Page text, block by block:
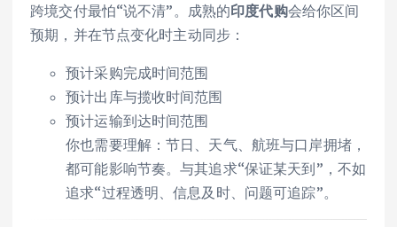
跨境交付最怕“说不清”。成熟的印度代购会给你区间
预期，并在节点变化时主动同步：
预计采购完成时间范围
预计出库与揽收时间范围
预计运输到达时间范围
你也需要理解：节日、天气、航班与口岸拥堵，
都可能影响节奏。与其追求“保证某天到”，不如
追求“过程透明、信息及时、问题可追踪”。